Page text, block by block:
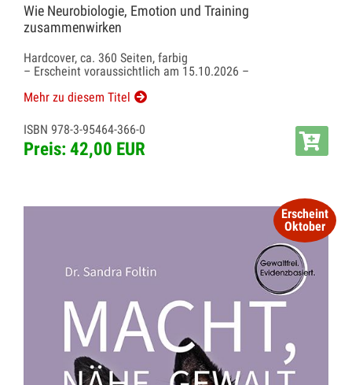
Wie Neurobiologie, Emotion und Training
zusammenwirken
Hardcover, ca. 360 Seiten, farbig
– Erscheint voraussichtlich am 15.10.2026 –
Mehr zu diesem Titel
ISBN 978-3-95464-366-0
Preis: 42,00 EUR
Erscheint
Oktober